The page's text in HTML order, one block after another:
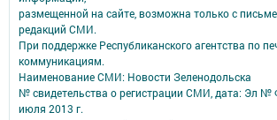
размещенной на сайте, возможна только с
редакций СМИ.
При поддержке Республиканского агентства по
коммуникациям.
Наименование СМИ: Новости Зеленодольска
№ свидетельства о регистрации СМИ, дата: Эл №
июля 2013 г.